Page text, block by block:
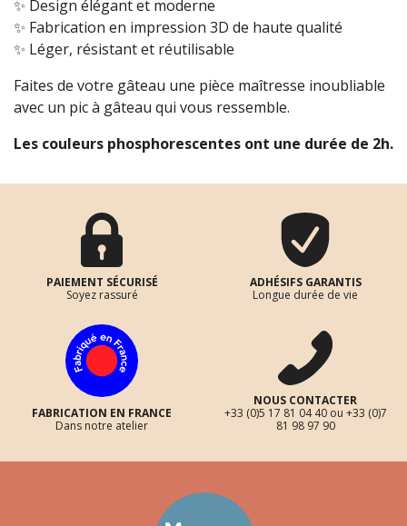
✨ Design élégant et moderne
✨ Fabrication en impression 3D de haute qualité
✨ Léger, résistant et réutilisable
Faites de votre gâteau une pièce maîtresse inoubliable
avec un pic à gâteau qui vous ressemble.
Les couleurs phosphorescentes ont une durée de 2h.
PAIEMENT SÉCURISÉ
Soyez rassuré
ADHÉSIFS GARANTIS
Longue durée de vie
FABRICATION EN FRANCE
Dans notre atelier
NOUS CONTACTER
+33 (0)5 17 81 04 40 ou +33 (0)7
81 98 97 90